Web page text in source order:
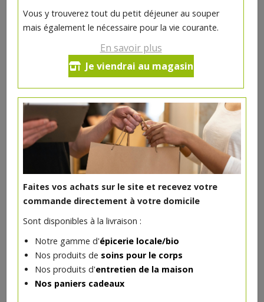
Vous y trouverez tout du petit déjeuner au souper
mais également le nécessaire pour la vie courante.
En savoir plus
Je viendrai au magasin
Faites vos achats sur le site et recevez votre
commande directement à votre domicile
Sont disponibles à la livraison :
Notre gamme d'épicerie locale/bio
Nos produits de soins pour le corps
Nos produits d'entretien de la maison
Nos paniers cadeaux
Brie aux herbes bio
24.43€/kg
Ce produit est indisponible pour le moment.
DANS LA MÊME CATÉGORIE ...
Burrata bio 125g Delibio